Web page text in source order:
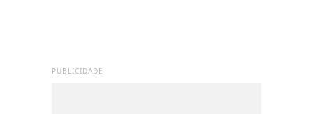
PUBLICIDADE